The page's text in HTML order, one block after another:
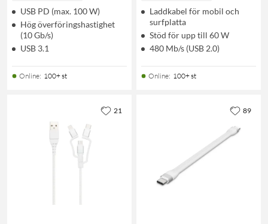
USB PD (max. 100 W)
Hög överföringshastighet
(10 Gb/s)
USB 3.1
Online: 100+ st
Laddkabel för mobil och
surfplatta
Stöd för upp till 60 W
480 Mb/s (USB 2.0)
Online: 100+ st
21 89